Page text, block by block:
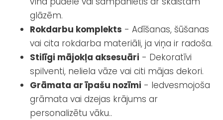
glāzēm.
Rokdarbu komplekts - Adīšanas, šūšanas
vai cita rokdarba materiāli, ja viņa ir radoša.
Stilīgi mājokļa aksesuāri - Dekoratīvi
spilventi, neliela vāze vai citi mājas dekori.
Grāmata ar īpašu nozīmi - Iedvesmojoša
grāmata vai dzejas krājums ar
personalizētu vāku..